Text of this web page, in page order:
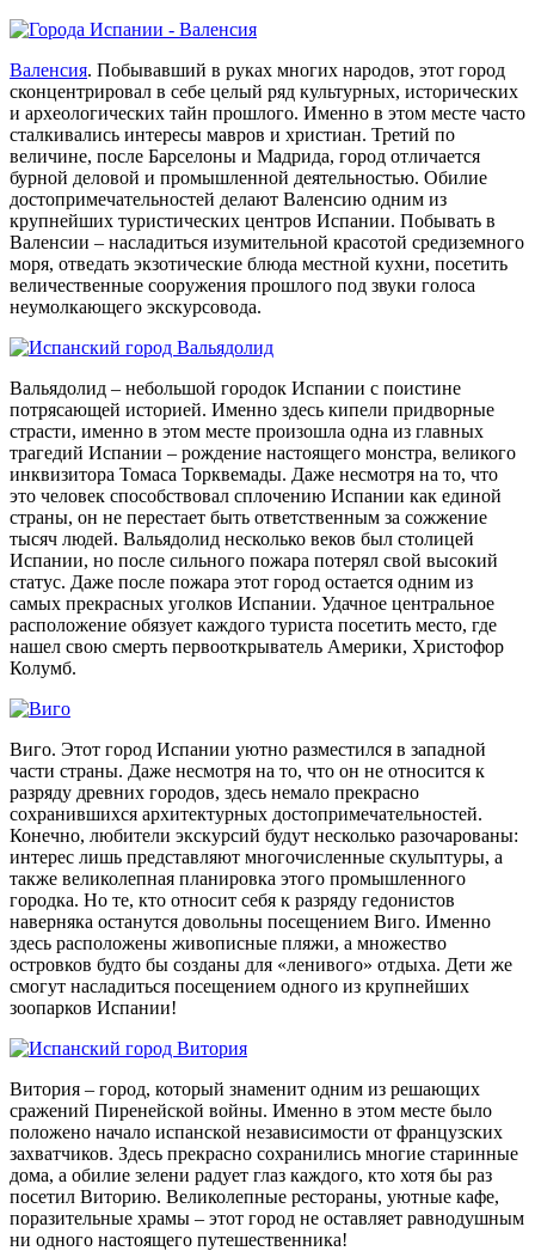
Валенсия. Побывавший в руках многих народов, этот город
сконцентрировал в себе целый ряд культурных, исторических
и археологических тайн прошлого. Именно в этом месте часто
сталкивались интересы мавров и христиан. Третий по
величине, после Барселоны и Мадрида, город отличается
бурной деловой и промышленной деятельностью. Обилие
достопримечательностей делают Валенсию одним из
крупнейших туристических центров Испании. Побывать в
Валенсии – насладиться изумительной красотой средиземного
моря, отведать экзотические блюда местной кухни, посетить
величественные сооружения прошлого под звуки голоса
неумолкающего экскурсовода.
Вальядолид – небольшой городок Испании с поистине
потрясающей историей. Именно здесь кипели придворные
страсти, именно в этом месте произошла одна из главных
трагедий Испании – рождение настоящего монстра, великого
инквизитора Томаса Торквемады. Даже несмотря на то, что
это человек способствовал сплочению Испании как единой
страны, он не перестает быть ответственным за сожжение
тысяч людей. Вальядолид несколько веков был столицей
Испании, но после сильного пожара потерял свой высокий
статус. Даже после пожара этот город остается одним из
самых прекрасных уголков Испании. Удачное центральное
расположение обязует каждого туриста посетить место, где
нашел свою смерть первооткрыватель Америки, Христофор
Колумб.
Виго. Этот город Испании уютно разместился в западной
части страны. Даже несмотря на то, что он не относится к
разряду древних городов, здесь немало прекрасно
сохранившихся архитектурных достопримечательностей.
Конечно, любители экскурсий будут несколько разочарованы:
интерес лишь представляют многочисленные скульптуры, а
также великолепная планировка этого промышленного
городка. Но те, кто относит себя к разряду гедонистов
наверняка останутся довольны посещением Виго. Именно
здесь расположены живописные пляжи, а множество
островков будто бы созданы для «ленивого» отдыха. Дети же
смогут насладиться посещением одного из крупнейших
зоопарков Испании!
Витория – город, который знаменит одним из решающих
сражений Пиренейской войны. Именно в этом месте было
положено начало испанской независимости от французских
захватчиков. Здесь прекрасно сохранились многие старинные
дома, а обилие зелени радует глаз каждого, кто хотя бы раз
посетил Виторию. Великолепные рестораны, уютные кафе,
поразительные храмы – этот город не оставляет равнодушным
ни одного настоящего путешественника!